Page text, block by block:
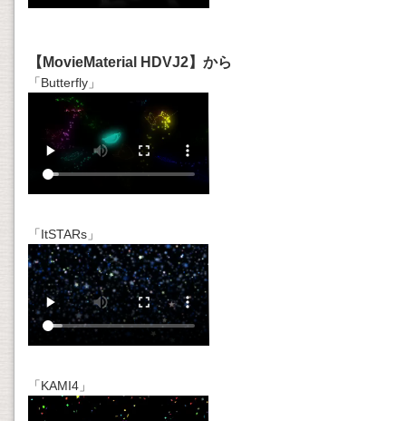
【MovieMaterial HDVJ2】から
「Butterfly」
「ItSTARs」
「KAMI4」